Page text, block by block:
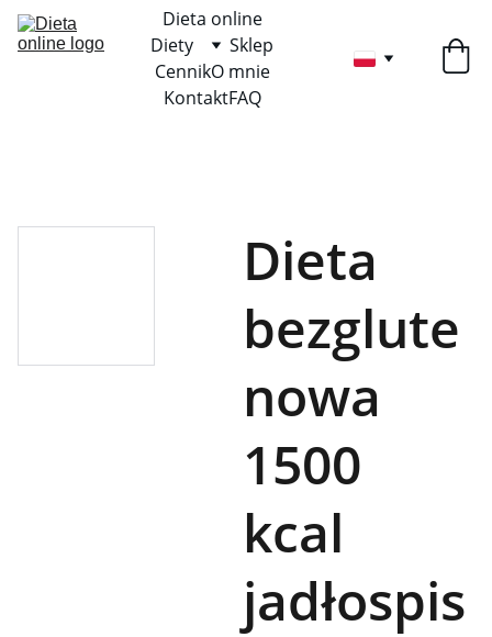
Dieta online
Diety
Sklep
CennikO mnie
KontaktFAQ
Dieta
bezglute
nowa
1500
kcal
jadłospis